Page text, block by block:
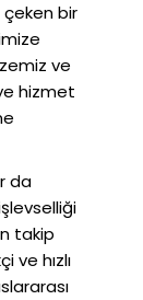
çeken bir
ve
hizmet
da
takip
hızlı